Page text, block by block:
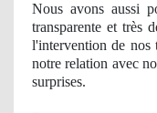
Nous avons aussi
transparente et très
l'intervention de nos
notre relation avec
surprises.